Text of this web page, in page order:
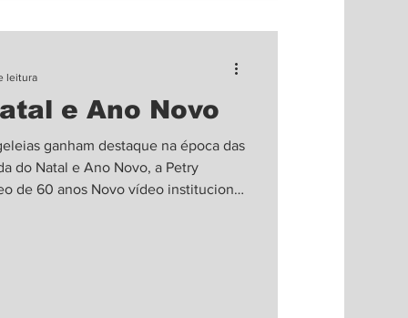
e Ano Novo
ganham destaque na época das
de 60 anos Novo vídeo institucional
leitura